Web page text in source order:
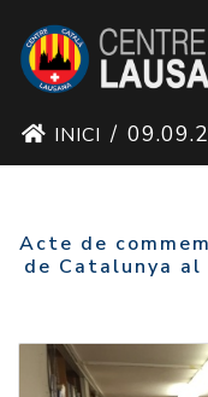
INICI 09.09.2017 DIADA
Acte de
de Catalunya al